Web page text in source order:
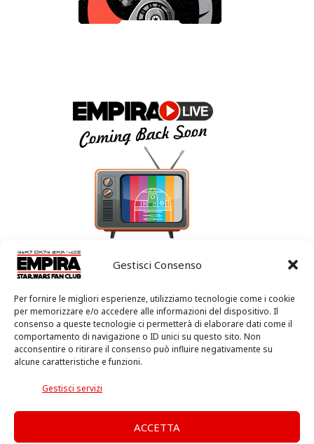
Gestisci Consenso
Per fornire le migliori esperienze, utilizziamo tecnologie come i cookie
per memorizzare e/o accedere alle informazioni del dispositivo. Il
consenso a queste tecnologie ci permetterà di elaborare dati come il
comportamento di navigazione o ID unici su questo sito. Non
acconsentire o ritirare il consenso può influire negativamente su
alcune caratteristiche e funzioni.
Gestisci servizi
ACCETTA